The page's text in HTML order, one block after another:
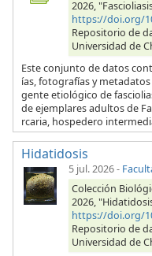
2026,
https://doi.org/
Repositorio de
Universidad de
Este conjunto de datos
ías, fotografías y
gente etiológico de
de ejemplares adultos de
rcaria, hospedero
Hidatidosis
5 jul. 2026-
Colección
2026,
https://doi.org/
Repositorio de
Universidad de